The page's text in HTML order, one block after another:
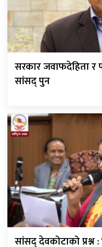
सरकार जवाफदेहिता र
सांसद् पुन
सांसद् देवकोटाको प्रश्न